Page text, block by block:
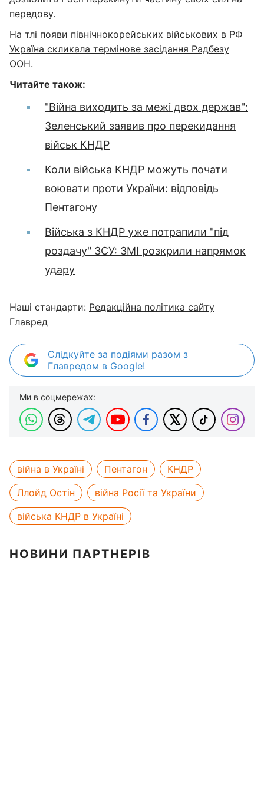
передову.
На тлі появи північнокорейських військових в РФ
Україна скликала термінове засідання Радбезу
ООН.
Читайте також:
"Війна виходить за межі двох держав":
Зеленський заявив про перекидання
військ КНДР
Коли війська КНДР можуть почати
воювати проти України: відповідь
Пентагону
Війська з КНДР уже потрапили "під
роздачу" ЗСУ: ЗМІ розкрили напрямок
удару
Наші стандарти: Редакційна політика сайту
Главред
Слідкуйте за подіями разом з
Главредом в Google!
Ми в соцмережах:
війна в Україні Пентагон
КНДР
Ллойд Остін
війна Росії та України
війська КНДР в Україні
НОВИНИ ПАРТНЕРІВ